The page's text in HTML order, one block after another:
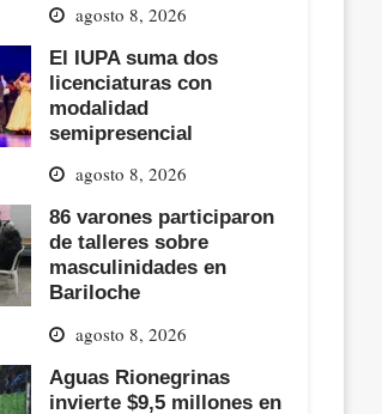
agosto 8, 2026
El IUPA suma dos
licenciaturas con
modalidad
semipresencial
agosto 8, 2026
86 varones participaron
de talleres sobre
masculinidades en
Bariloche
agosto 8, 2026
Aguas Rionegrinas
invierte $9,5 millones en